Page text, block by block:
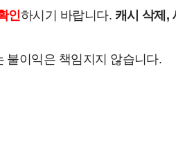
인하시기 바랍니다. 캐시 삭제,
불이익은 책임지지 않습니다.